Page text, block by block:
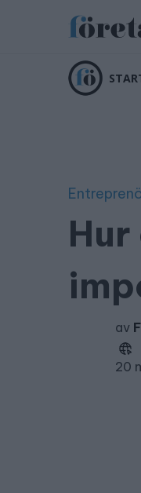
av
20